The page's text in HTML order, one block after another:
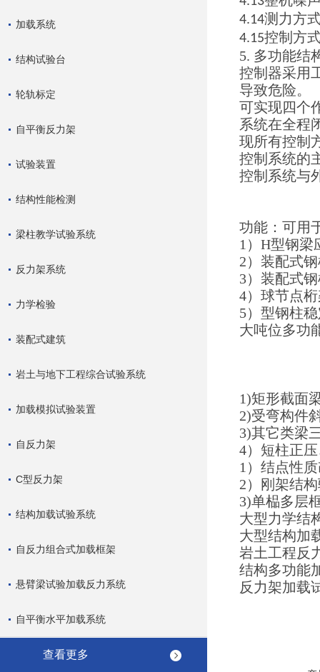
加载系统
结构试验台
轮轨标定
自平衡反力架
试验装置
结构性能检测
梁柱教学试验系统
反力架系统
力学检验
装配式建筑
岩土与地下工程综合试验系统
加载模拟试验装置
自反力架
C型反力架
结构加载试验系统
自反力组合式加载框架
悬臂梁试验加载反力系统
自平衡水平加载系统
查看更多
4.14测力方
4.15控制方
5. 多功能结
控制器采用
导致危险。
可实现四个
系统在全程
现所有控制
控制系统的
控制系统与
功能：可用
1）H型钢梁
2）装配式
3）装配式
4）球节点
5）型钢柱
大吨位多
1)矩形截面
2)受弯构件
3)其它类梁
4）短柱正
1）结点性
2）刚架结
3)单榀多层
大型力学结
大型结构加
岩土工程反
结构多功能
反力架加载